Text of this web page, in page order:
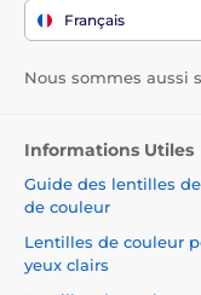
Français
Nous sommes aussi
Informations Utiles
Guide des lentilles
de couleur
Lentilles de couleur
yeux clairs